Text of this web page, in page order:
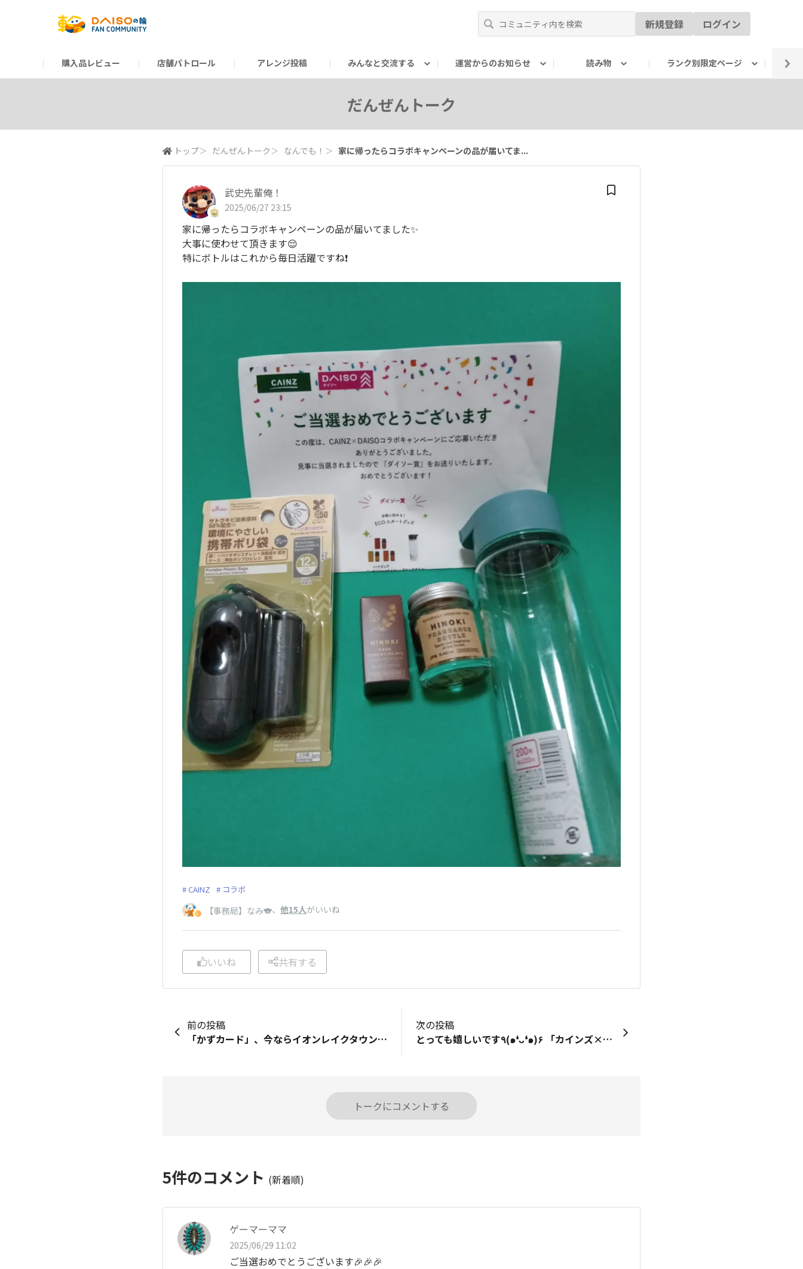
新規登録 ログイン
購入品レビュー 店舗パトロール アレンジ投稿 みんなと交流する 運営からのお知らせ 読み物 ランク別限定ページ
だんぜんトーク
トップ＞ だんぜんトーク ＞ なんでも！ ＞ 家に帰ったらコラボキャンペーンの品が届いてま...
武史先輩俺！
2025/06/27 23:15
家に帰ったらコラボキャンペーンの品が届いてました✨
大事に使わせて頂きます😌
特にボトルはこれから毎日活躍ですね❗
CAINZ コラボ
【事務局】なみ🐨、 他15人がいいね
いいね 共有する
前の投稿
「かずカード」、今ならイオンレイクタウン店にわりとたっぷりありますよ〜（6月27日訪問時点）
次の投稿
とっても嬉しいです٩(๑❛ᴗ❛๑)۶ 「カインズ×ダイソー賞」の賞品が届きました♪ ありがとうございます😃 スタプロのロゴ入りエコバッグはこんな小さくなる✨紐の絞りにストッパーまで付いてる‼️ 播州ハンカチは。「山野草」✨ 野草ばかり食べてる私にピッタリです笑 これからも、エコな生活加速させます🌲
トークにコメントする
5件のコメント (新着順)
ゲーマーママ
2025/06/29 11:02
ご当選おめでとうございます🎉🎉🎉